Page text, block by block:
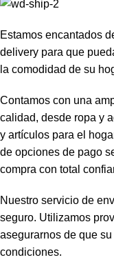
Estamos encantados
delivery para que
la comodidad de su
Contamos con una
calidad, desde ropa y
y artículos para el
de opciones de pago
compra con total
Nuestro servicio de
seguro. Utilizamos
asegurarnos de que
condiciones.